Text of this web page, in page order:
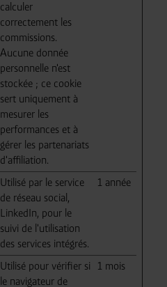
calculer
correctement les
commissions.
Aucune donnée
personnelle n'est
stockée ; ce cookie
sert uniquement à
mesurer les
performances et à
gérer les partenariats
d'affiliation.
Utilisé par le service
de réseau social,
LinkedIn, pour le
suivi de l'utilisation
des services intégrés.
1 année
Utilisé pour vérifier si
le navigateur de
1 mois